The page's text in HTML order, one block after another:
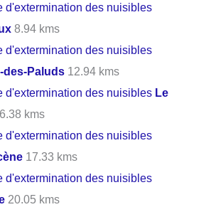
d'extermination des nuisibles
8.94 kms
d'extermination des nuisibles
des-Paluds 12.94 kms
d'extermination des nuisibles Le
kms
d'extermination des nuisibles
17.33 kms
d'extermination des nuisibles
20.05 kms